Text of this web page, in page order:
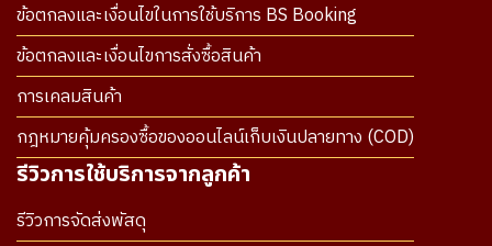
ข้อตกลงและเงื่อนไขในการใช้บริการ BS Booking
ข้อตกลงและเงื่อนไขการสั่งซื้อสินค้า
การเคลมสินค้า
กฎหมายคุ้มครองซื้อของออนไลน์เก็บเงินปลายทาง (COD)
รีวิวการใช้บริการจากลูกค้า
รีวิวการจัดส่งพัสดุ